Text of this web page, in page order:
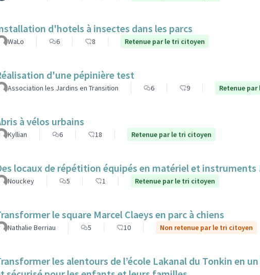
d'hotels à insectes dans les parcs
WaLo 6 8 Retenue par le tri citoyen
d'une pépinière test
Association les Jardins en Transition 6 9 Retenue
à vélos urbains
Kyllian 6 18 Retenue par le tri citoyen
locaux de répétition équipés en matériel et instruments
Nouckey 5 1 Retenue par le tri citoyen
le square Marcel Claeys en parc à chiens
Nathalie Berriau 5 10 Non retenue par le tri citoyen
les alentours de l’école Lakanal du Tonkin en